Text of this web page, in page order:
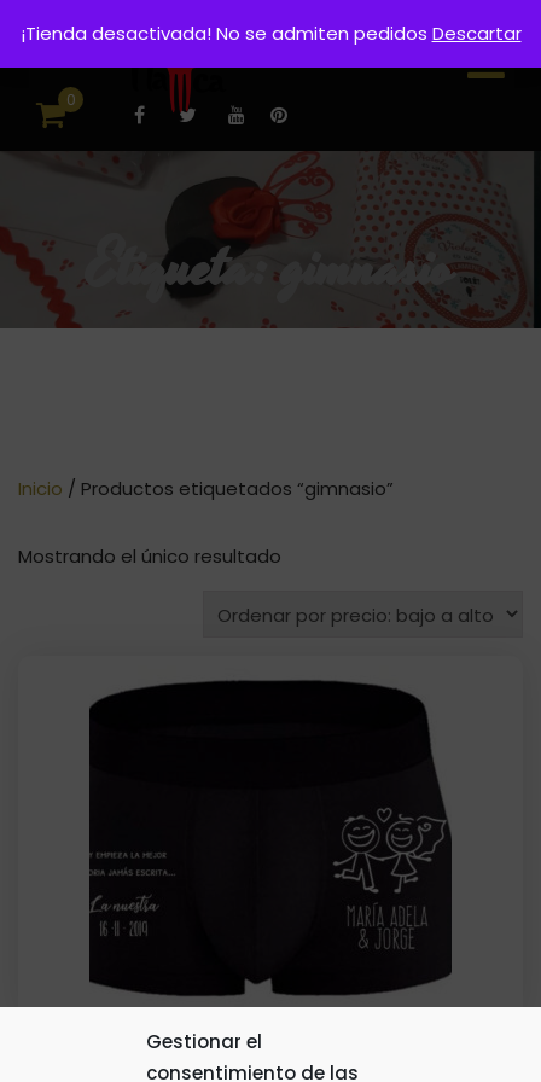
Gestionar el
consentimiento de las
0
Etiqueta:gimnasio
Inicio / Productos etiquetados “gimnasio”
Mostrando el único resultado
¡Tienda desactivada! No se admiten pedidos Descartar